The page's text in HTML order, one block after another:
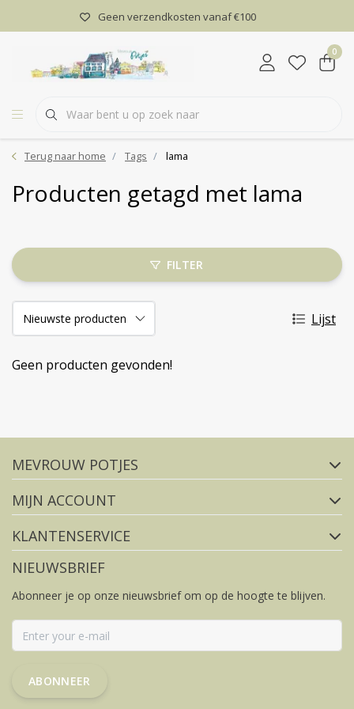
Geen verzendkosten vanaf €100
0
Terug naar home Tags lama
Producten getagd met lama
FILTER
Lijst
Geen producten gevonden!
FACEBOOK
MEVROUW POTJES
MIJN ACCOUNT
KLANTENSERVICE
NIEUWSBRIEF
Abonneer je op onze nieuwsbrief om op de hoogte te blijven.
ABONNEER